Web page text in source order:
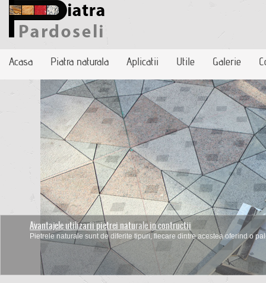
Acasa Piatra naturala Aplicatii Utile Galerie
Montarea pardoselilor de piatra
Desi este un material dur, piatra naurala are nevoie de o intretinere